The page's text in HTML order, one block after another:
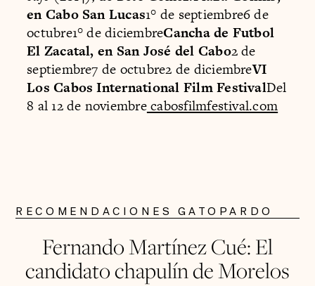
en Cabo San Lucas1° de septiembre6 de
octubre1° de diciembreCancha de Futbol
El Zacatal, en San José del Cabo2 de
septiembre7 de octubre2 de diciembreVI
Los Cabos International Film FestivalDel
8 al 12 de noviembrecabosfilmfestival.com
RECOMENDACIONES GATOPARDO
Fernando Martínez Cué: El
candidato chapulín de Morelos